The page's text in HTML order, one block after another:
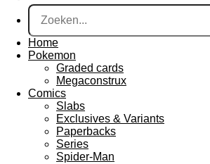
Home
Pokemon
Graded cards
Megaconstrux
Comics
Slabs
Exclusives & Variants
Paperbacks
Series
Spider-Man